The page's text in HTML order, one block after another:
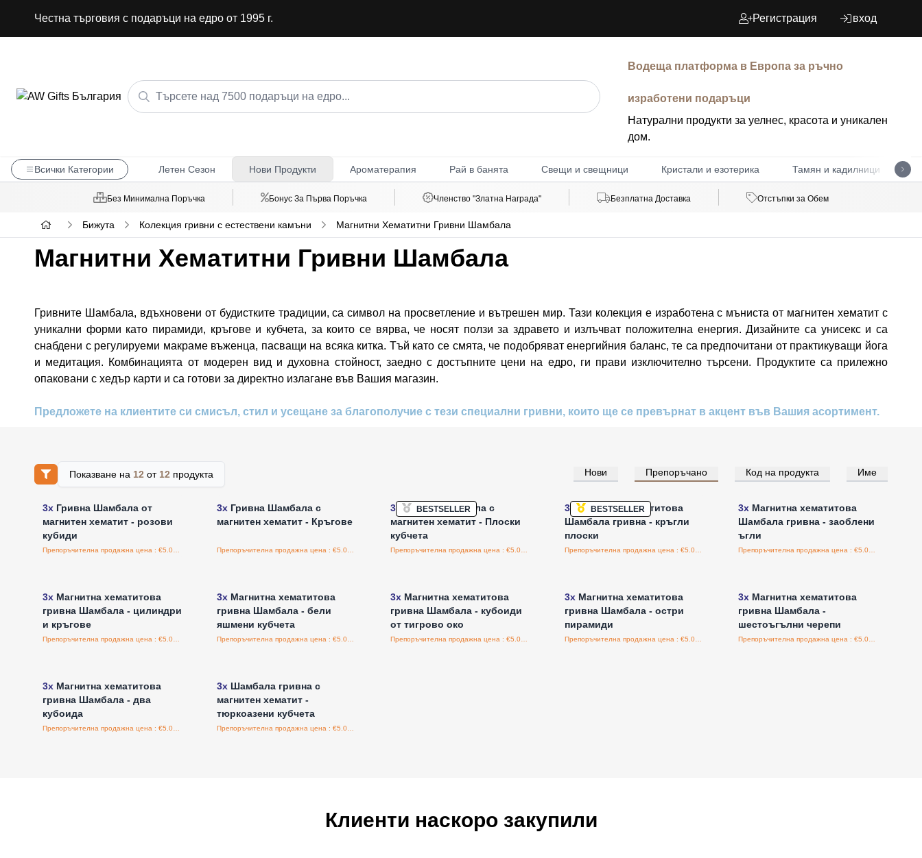
Честна търговия с подаръци на едро от 1995 г. Регистрация вход
Водеща платформа в Европа за ръчно
изработени подаръци
Натурални продукти за уелнес, красота и уникален
дом.
Всички Категории Летен Сезон Нови Продукти Ароматерапия Рай в банята Свещи и свещници Кристали и езотерика Тамян и кадилници
Без Минимална Поръчка Бонус За Първа Поръчка Членство "Златна Награда" Безплатна Доставка Отстъпки за Обем
Бижута Колекция гривни с естествени камъни Магнитни Хематитни Гривни Шамбала
Магнитни Хематитни Гривни Шамбала
Гривните Шамбала, вдъхновени от будистките традиции, са символ на просветление и вътрешен мир. Тази колекция е изработена с мъниста от магнитен хематит с
уникални форми като пирамиди, кръгове и кубчета, за които се вярва, че носят ползи за здравето и излъчват положителна енергия. Дизайните са унисекс и са
снабдени с регулируеми макраме въженца, пасващи на всяка китка. Тъй като се смята, че подобряват енергийния баланс, те са предпочитани от практикуващи йога
и медитация. Комбинацията от модерен вид и духовна стойност, заедно с достъпните цени на едро, ги прави изключително търсени. Продуктите са прилежно
опаковани с хедър карти и са готови за директно излагане във Вашия магазин.
Предложете на клиентите си смисъл, стил и усещане за благополучие с тези специални гривни, които ще се превърнат в акцент във Вашия асортимент.
Показване на 12 от 12 продукта Нови Препоръчано Код на продукта Име
Влезте за цени на едро
3x Гривна Шамбала от
магнитен хематит - розови
кубиди
3xГривна Шамбала с
магнитен хематит - Кръгове
Препоръчителна продажна цена : €5.00/бройка
BESTSELLER
3x
Гривна Шамбала с
магнитен хематит - Плоски
кубчета
BESTSELLER
Влезте за цени на едро
3x Магнитна хематитова
Шамбала гривна - кръгли
плоски
Препоръчителна продажна цена : €5.00/бройка
Влезте за цени на едро
3x Магнитна хематитова
Шамбала гривна - заоблени
ъгли
3x Магнитна хематитова
гривна Шамбала - цилиндри
и кръгове
3xМагнитна хематитова
гривна Шамбала - бели
яшмени кубчета
Препоръчителна продажна цена : €5.00/бройка
3x Магнитна хематитова
гривна Шамбала - кубоиди
от тигрово око
3xМагнитна хематитова
гривна Шамбала - остри
пирамиди
Препоръчителна продажна цена : €5.00/бройка
3x Магнитна хематитова
гривна Шамбала -
шестоъгълни черепи
3x Магнитна хематитова
гривна Шамбала - два
кубоида
3xШамбала гривна с
магнитен хематит -
тюркоазени кубчета
Препоръчителна продажна цена : €5.00/бройка
Клиенти наскоро закупили